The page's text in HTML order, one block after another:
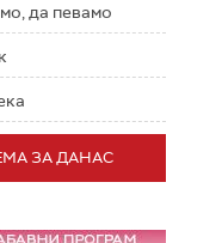
да певамо
ЗА ДАНАС